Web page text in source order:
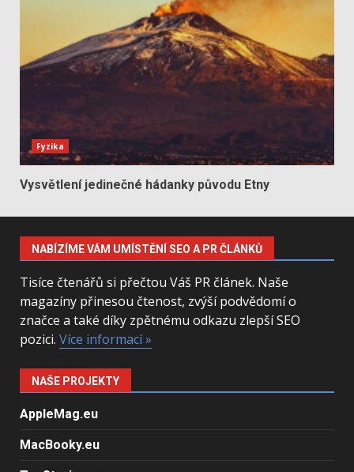
Fyzika
Vysvětlení jedinečné hádanky původu Etny
NABÍZÍME VÁM UMÍSTĚNÍ SEO A PR ČLÁNKŮ
Tisíce čtenářů si přečtou Váš PR článek. Naše
magazíny přinesou čtenost, zvýší podvědomí o
značce a také díky zpětnému odkazu zlepší SEO
pozici. Více informací »
NAŠE PROJEKTY
AppleMag.eu
MacBooky.eu